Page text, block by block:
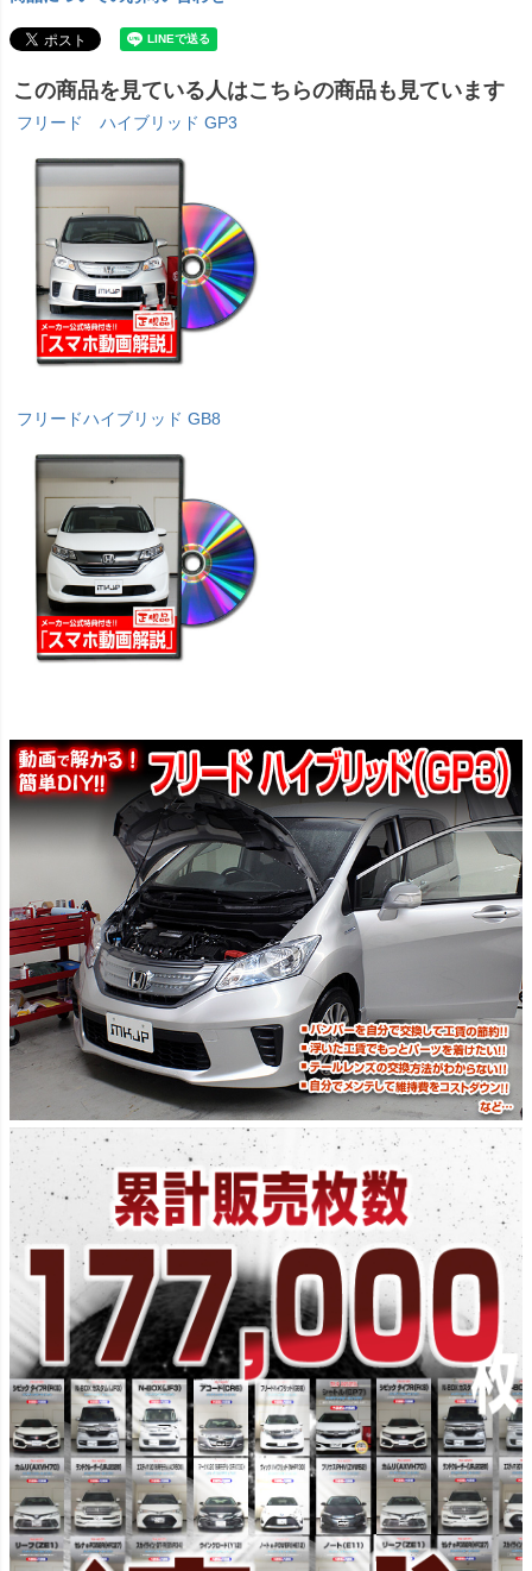
この商品を見ている人はこちらの商品も見ています
フリード ハイブリッド GP3
フリードハイブリッド GB8